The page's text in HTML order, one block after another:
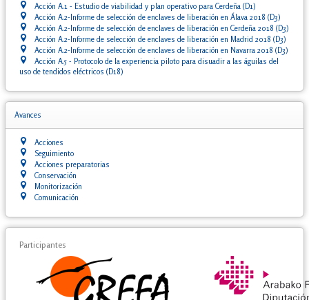
Acción A.1 - Estudio de viabilidad y plan operativo para Cerdeña (D1)
Acción A.2-Informe de selección de enclaves de liberación en Álava 2018 (D3)
Acción A.2-Informe de selección de enclaves de liberación en Cerdeña 2018 (D3)
Acción A.2-Informe de selección de enclaves de liberación en Madrid 2018 (D3)
Acción A.2-Informe de selección de enclaves de liberación en Navarra 2018 (D3)
Acción A.5 - Protocolo de la experiencia piloto para disuadir a las águilas del
uso de tendidos eléctricos (D18)
Avances
Acciones
Seguimiento
Acciones preparatorias
Conservación
Monitorización
Comunicación
Participantes